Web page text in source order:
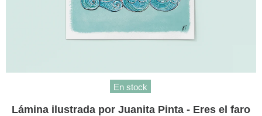
En stock
Lámina ilustrada por Juanita Pinta - Eres el faro